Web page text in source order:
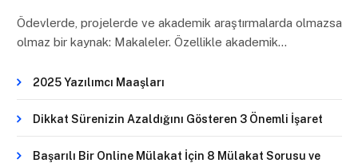
Ödevlerde, projelerde ve akademik araştırmalarda olmazsa
olmaz bir kaynak: Makaleler. Özellikle akademik…
2025 Yazılımcı Maaşları
Dikkat Sürenizin Azaldığını Gösteren 3 Önemli İşaret
Başarılı Bir Online Mülakat İçin 8 Mülakat Sorusu ve